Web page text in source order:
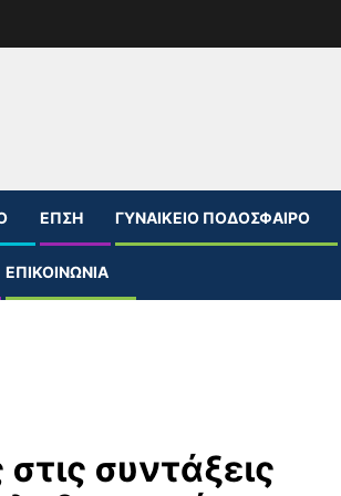
ΕΠΣΗ ΓΥΝΑΙΚΕΊΟ ΠΟΔΌΣΦΑΙΡΟ
ΕΠΙΚΟΙΝΩΝΊΑ
συντάξεις